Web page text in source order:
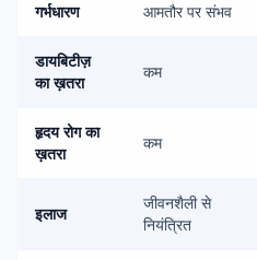
गर्भधारण आमतौर पर संभव
डायबिटीज़
का ख़तरा
कम
हृदय रोग का
ख़तरा
कम
इलाज
जीवनशैली से
नियंत्रित